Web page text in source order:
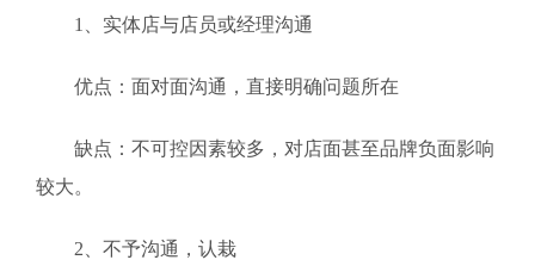
1、实体店与店员或经理沟通
优点：面对面沟通，直接明确问题所在
缺点：不可控因素较多，对店面甚至品牌负面影响
较大。
2、不予沟通，认栽